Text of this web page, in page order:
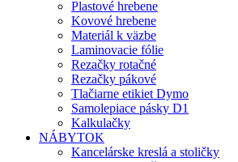
Plastové hrebene
Kovové hrebene
Materiál k väzbe
Laminovacie fólie
Rezačky rotačné
Rezačky pákové
Tlačiarne etikiet Dymo
Samolepiace pásky D1
Kalkulačky
NÁBYTOK
Kancelárske kreslá a stoličky